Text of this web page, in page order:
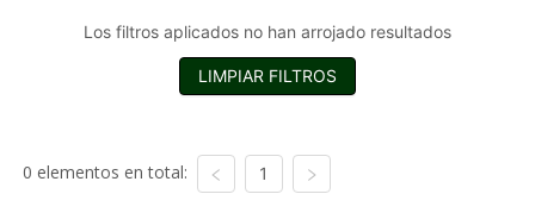
Los filtros aplicados no han arrojado resultados
LIMPIAR FILTROS
0 elementos en total: 1